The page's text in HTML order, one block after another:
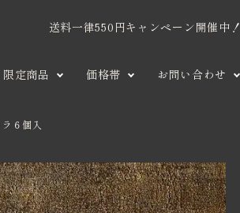
送料一律550円キャンペーン開催中！
ガトー
限定商品
その他
価格帯
5,001円〜
お問い合わせ
口
注
文
６個入